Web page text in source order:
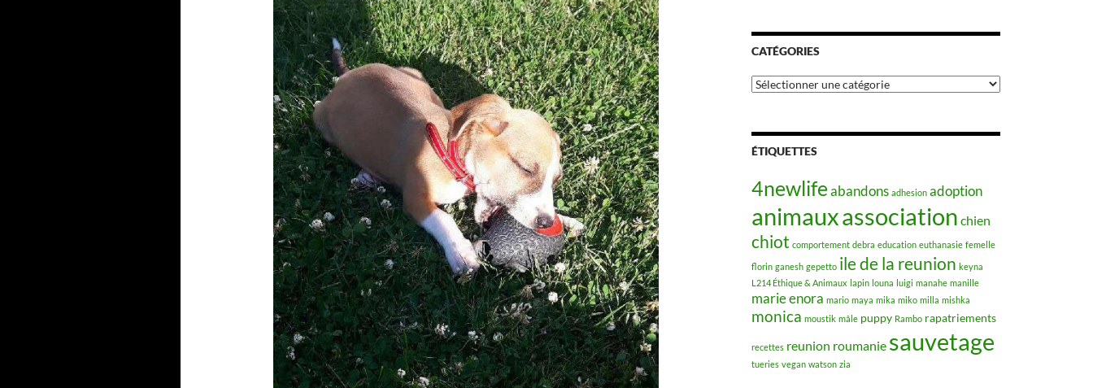
CATÉGORIES
Catégories
ÉTIQUETTES
4newlifeabandons adhesion adoption
animauxassociation chien
chiot comportement debra education euthanasie femelle
florin ganesh gepetto ile de la reunion keyna
L214 Éthique & Animaux lapin louna luigi manahe manille
marie enora mario maya mika miko milla mishka
monica moustik mâle puppy Rambo rapatriements
recettes reunion roumanie sauvetage
tueries vegan watson zia